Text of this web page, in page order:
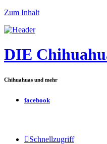
Zum Inhalt
DIE
Chihuahuas und mehr
facebook
Schnellzugriff